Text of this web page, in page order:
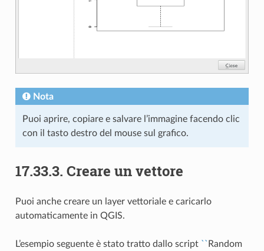
Nota
Puoi aprire, copiare e salvare l’immagine facendo clic
con il tasto destro del mouse sul grafico.
17.33.3. Creare un vettore
Puoi anche creare un layer vettoriale e caricarlo
automaticamente in QGIS.
L’esempio seguente è stato tratto dallo script `` Random